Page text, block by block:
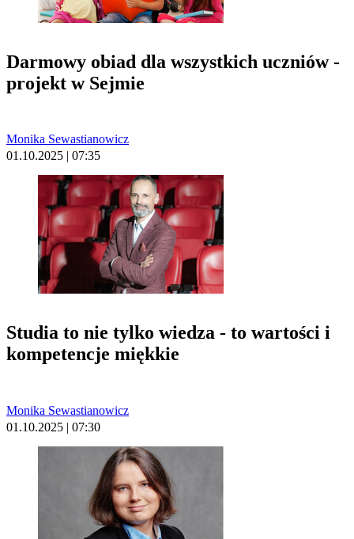
Darmowy obiad dla wszystkich uczniów -
projekt w Sejmie
Monika Sewastianowicz
01.10.2025 | 07:35
Studia to nie tylko wiedza - to wartości i
kompetencje miękkie
Monika Sewastianowicz
01.10.2025 | 07:30